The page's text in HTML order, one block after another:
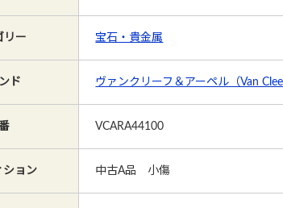
リー 宝石・貴金属
ド ヴァンクリーフ＆アーペル（Van
VCARA44100
ション 中古A品 小傷